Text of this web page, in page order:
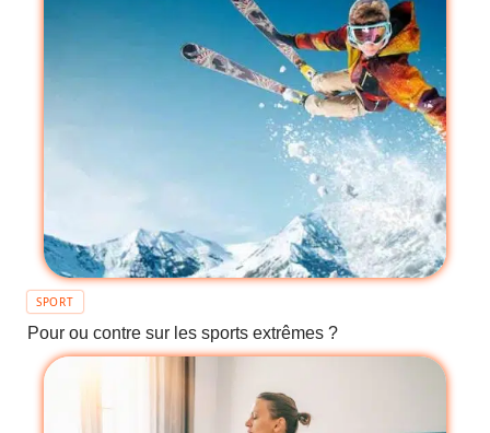
SPORT
Pour ou contre sur les sports extrêmes ?